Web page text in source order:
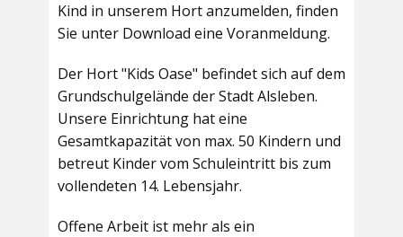
Kind in unserem Hort anzumelden, finden
Sie unter Download eine Voranmeldung.
Der Hort "Kids Oase" befindet sich auf dem
Grundschulgelände der Stadt Alsleben.
Unsere Einrichtung hat eine
Gesamtkapazität von max. 50 Kindern und
betreut Kinder vom Schuleintritt bis zum
vollendeten 14. Lebensjahr.
Offene Arbeit ist mehr als ein